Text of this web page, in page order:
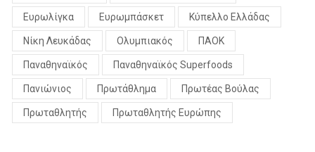
Ευρωλίγκα Ευρωμπάσκετ Κύπελλο Ελλάδας
Νίκη Λευκάδας Ολυμπιακός ΠΑΟΚ
Παναθηναϊκός Παναθηναϊκός Superfoods
Πανιώνιος Πρωτάθλημα Πρωτέας Βούλας
Πρωταθλητής Πρωταθλητής Ευρώπης